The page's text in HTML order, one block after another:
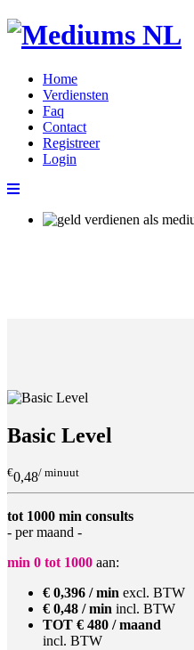
Home
Verdiensten
Faq
Contact
Registreer
Login
Basic Level
€0,48/ minuut
tot 1000 min consults
- per maand -
min 0 tot 1000 aan:
€ 0,396 / min excl. BTW
€ 0,48 / min incl. BTW
TOT € 480 / maand
incl. BTW